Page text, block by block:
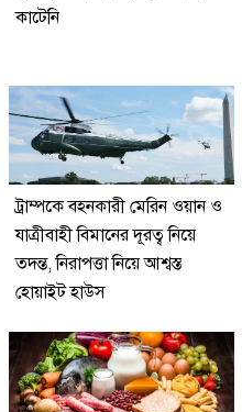
কাটেনি
ট্রাম্পকে বহনকারী মেরিন ওয়ান ও
যাত্রীবাহী বিমানের দূরত্ব নিয়ে
তদন্ত, নিরাপত্তা নিয়ে আশ্বস্ত
হোয়াইট হাউস